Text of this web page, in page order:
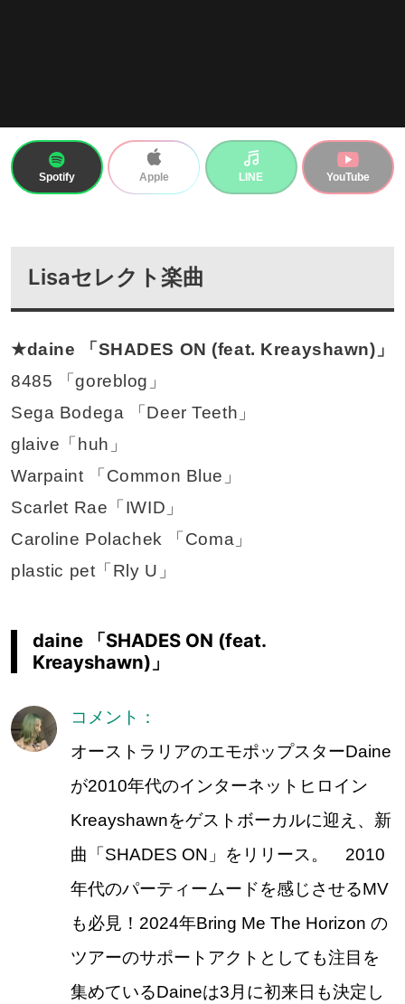
Spotify Apple LINE YouTube
Lisaセレクト楽曲
★daine 「SHADES ON (feat. Kreayshawn)」
8485 「goreblog」
Sega Bodega 「Deer Teeth」
glaive「huh」
Warpaint 「Common Blue」
Scarlet Rae「IWID」
Caroline Polachek 「Coma」
plastic pet「Rly U」
daine 「SHADES ON (feat.
Kreayshawn)」
コメント：
オーストラリアのエモポップスターDaine
が2010年代のインターネットヒロイン
Kreayshawnをゲストボーカルに迎え、新
曲「SHADES ON」をリリース。 2010
年代のパーティームードを感じさせるMV
も必見！2024年Bring Me The Horizon の
ツアーのサポートアクトとしても注目を
集めているDaineは3月に初来日も決定し